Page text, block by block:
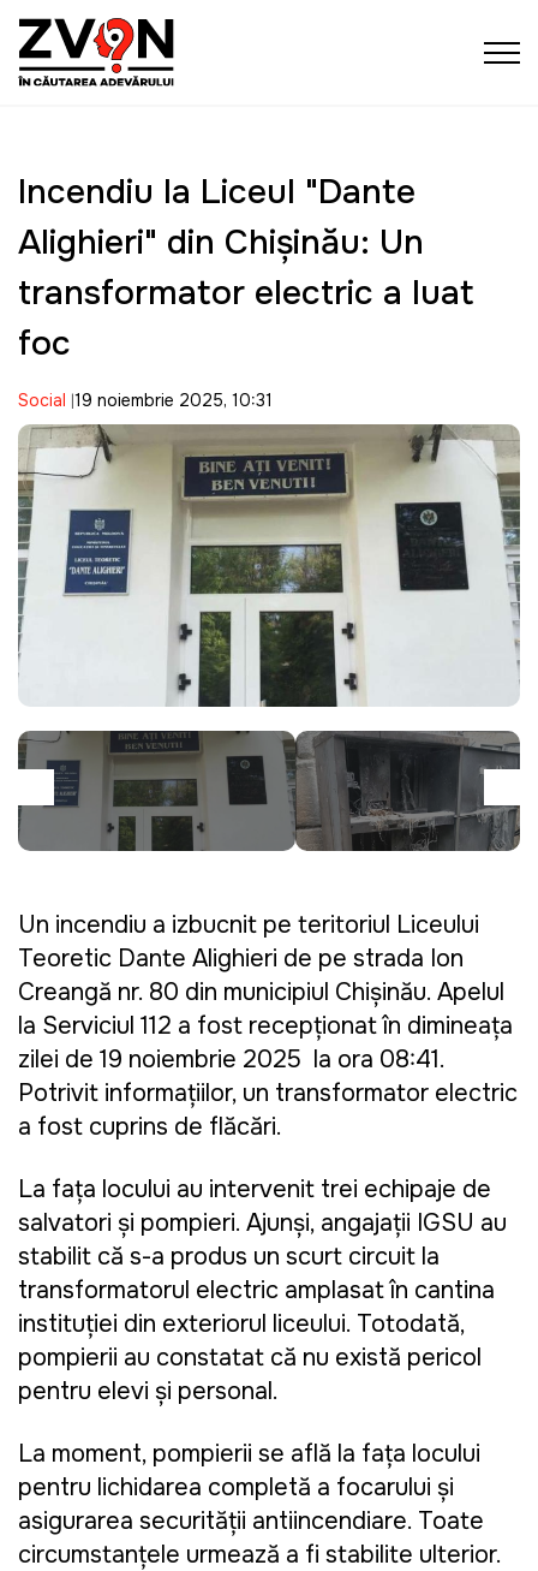
Incendiu la Liceul "Dante
Alighieri" din Chișinău: Un
transformator electric a luat
foc
Social 19 noiembrie 2025, 10:31
Un incendiu a izbucnit pe teritoriul Liceului
Teoretic Dante Alighieri de pe strada Ion
Creangă nr. 80 din municipiul Chișinău. Apelul
la Serviciul 112 a fost recepționat în dimineața
zilei de 19 noiembrie 2025 la ora 08:41.
Potrivit informațiilor, un transformator electric
a fost cuprins de flăcări.
La fața locului au intervenit trei echipaje de
salvatori și pompieri. Ajunși, angajații IGSU au
stabilit că s-a produs un scurt circuit la
transformatorul electric amplasat în cantina
instituției din exteriorul liceului. Totodată,
pompierii au constatat că nu există pericol
pentru elevi și personal.
La moment, pompierii se află la fața locului
pentru lichidarea completă a focarului și
asigurarea securității antiincendiare. Toate
circumstanțele urmează a fi stabilite ulterior.